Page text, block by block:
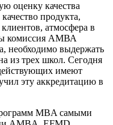
оценку качества
продукта,
атмосфера в
комиссия АМВА
необходимо выдержать
из трех школ. Сегодня
имеют
эту аккредитацию в
MBA самыми